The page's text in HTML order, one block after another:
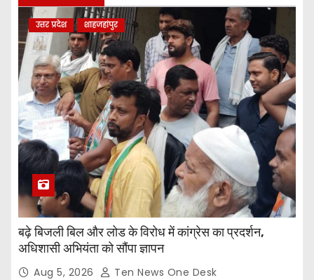
उत्तर प्रदेश शाहजहांपुर
बढ़े बिजली बिल और लोड के विरोध में कांग्रेस का प्रदर्शन,
अधिशासी अभियंता को सौंपा ज्ञापन
Aug 5, 2026 Ten News One Desk